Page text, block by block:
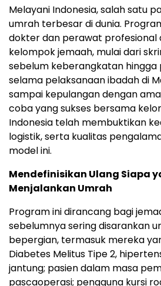
Melayani Indonesia, salah satu
umrah terbesar di dunia.
dokter dan perawat profesional
kelompok jemaah, mulai dari
sebelum keberangkatan
selama pelaksanaan ibadah di
sampai kepulangan dengan
coba yang sukses bersama
Indonesia telah membuktikan
logistik, serta kualitas
model ini.
Mendefinisikan Ulang Siapa
Menjalankan Umrah
Program ini dirancang bagi
sebelumnya sering disarankan
bepergian, termasuk mereka
Diabetes Melitus Tipe 2,
jantung; pasien dalam masa
pascaoperasi; pengguna kursi